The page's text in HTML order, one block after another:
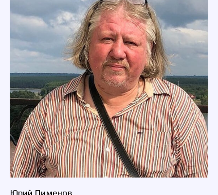
Юрий Пименов